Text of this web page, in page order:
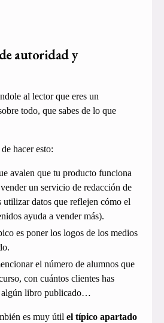
autoridad y
al lector que eres un
todo, que sabes de lo que
hacer esto:
avalen que tu producto funciona
un servicio de redacción de
utilizar datos que reflejen cómo el
ayuda a vender más).
es poner los logos de los medios
el número de alumnos que
con cuántos clientes has
algún libro publicado…
es muy útil el típico apartado